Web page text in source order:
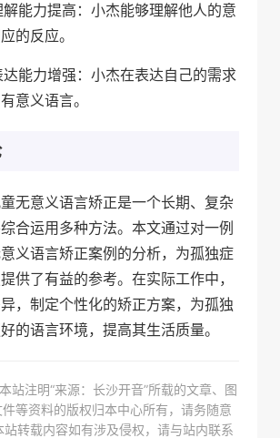
能力提高：小杰能够理解他人的意
的反应。
能力增强：小杰在表达自己的需求
意义语言。
无意义语言矫正是一个长期、复杂
合运用多种方法。本文通过对一例
义语言矫正案例的分析，为孤独症
供了有益的参考。在实际工作中，
，制定个性化的矫正方案，为孤独
的语言环境，提高其生活质量。
站注明“来源：长沙开音”所载的文章、图
等资料的版权归本中心所有，请务随意
转载内容如有涉及侵权，请与站内联系